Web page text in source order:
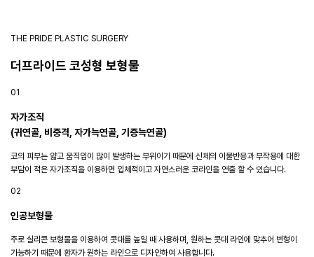
THE PRIDE PLASTIC SURGERY
더프라이드 코성형 보형물
01
자가조직
(귀연골, 비중격, 자가늑연골, 기증늑연골)
코의 피부는 얇고 움직임이 많이 발생하는 부위이기 때문에 신체의 이물반응과 부작용에 대한
부담이 적은 자가조직을 이용하면 입체적이고 자연스러운 코라인을 연출 할 수 있습니다.
02
인공보형물
주로 실리콘 보형물을 이용하여 콧대를 높일 때 사용하며, 원하는 콧대 라인에 맞추어 변형이
가능하기 때문에 환자가 원하는 라인으로 디자인하여 사용합니다.